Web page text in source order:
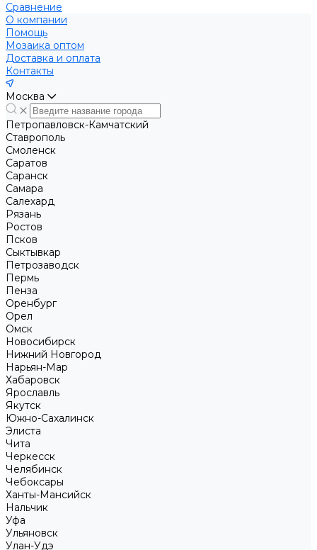
Сравнение
О компании
Помощь
Мозаика оптом
Доставка и оплата
Контакты
Москва
Петропавловск-Камчатский
Ставрополь
Смоленск
Саратов
Саранск
Самара
Салехард
Рязань
Ростов
Псков
Сыктывкар
Петрозаводск
Пермь
Пенза
Оренбург
Орел
Омск
Новосибирск
Нижний Новгород
Нарьян-Мар
Хабаровск
Ярославль
Якутск
Южно-Сахалинск
Элиста
Чита
Черкесск
Челябинск
Чебоксары
Ханты-Мансийск
Нальчик
Уфа
Ульяновск
Улан-Удэ